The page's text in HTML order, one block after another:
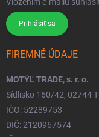
Prihlásiť sa
FIREMNÉ ÚDAJE
MOTÝĽ TRADE, s. r. o.
Sídlisko 160/42, 02744
IČO: 52289753
DIČ: 2120967574